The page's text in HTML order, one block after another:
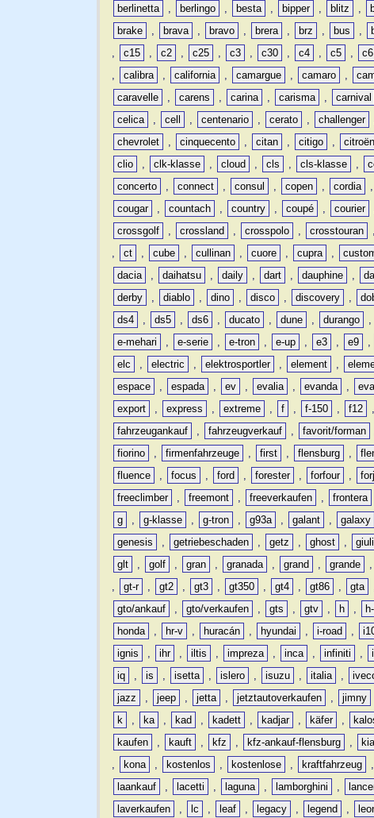
berlinetta
, berlingo , besta , bipper , blitz ,
brake
, brava , bravo , brera , brz , bus ,
,
c15 , c2 , c25 , c3 , c30 , c4 , c5 , c6
,
calibra , california , camargue , camaro ,
caravelle
, carens , carina , carisma , carnival
celica
, cell , centenario , cerato , challenger
chevrolet
, cinquecento , citan , citigo , citroën
clio
, clk-klasse , cloud , cls , cls-klasse ,
concerto
, connect , consul , copen , cordia ,
cougar
, countach , country , coupé , courier
crossgolf
, crossland , crosspolo , crosstouran ,
,
ct , cube , cullinan , cuore , cupra ,
dacia
, daihatsu , daily , dart , dauphine ,
derby
, diablo , dino , disco , discovery ,
ds4
, ds5 , ds6 , ducato , dune , durango ,
e-mehari
, e-serie , e-tron , e-up , e3 , e9 ,
elc
, electric , elektrosportler , element ,
espace
, espada , ev , evalia , evanda ,
export
, express , extreme , f , f-150 , f12 ,
fahrzeugankauf
, fahrzeugverkauf , favorit/forman
fiorino
, firmenfahrzeuge , first , flensburg ,
fluence
, focus , ford , forester , forfour ,
freeclimber
, freemont , freeverkaufen , frontera
g
, g-klasse , g-tron , g93a , galant , galaxy
genesis
, getriebeschaden , getz , ghost ,
glt
, golf , gran , granada , grand , grande ,
,
gt-r , gt2 , gt3 , gt350 , gt4 , gt86 , gta
gto/ankauf
, gto/verkaufen , gts , gtv , h ,
honda
, hr-v , huracán , hyundai , i-road ,
ignis
, ihr , iltis , impreza , inca , infiniti ,
iq
, is , isetta , islero , isuzu , italia ,
jazz
, jeep , jetta , jetztautoverkaufen , jimny
k
, ka , kad , kadett , kadjar , käfer ,
kaufen
, kauft , kfz , kfz-ankauf-flensburg ,
,
kona , kostenlos , kostenlose , kraftfahrzeug ,
laankauf
, lacetti , laguna , lamborghini ,
laverkaufen
, lc , leaf , legacy , legend ,